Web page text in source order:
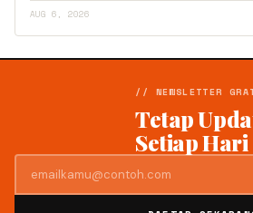
AUG 6, 2026
// NEWSLETTER
Tetap
Setiap Hari